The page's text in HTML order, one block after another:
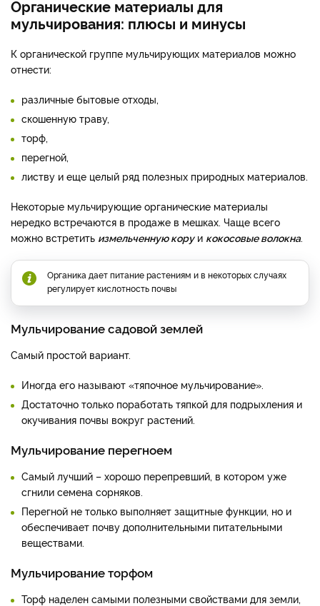
Органические материалы для
мульчирования: плюсы и минусы
К органической группе мульчирующих материалов можно
отнести:
различные бытовые отходы,
скошенную траву,
торф,
перегной,
листву и еще целый ряд полезных природных материалов.
Некоторые мульчирующие органические материалы
нередко встречаются в продаже в мешках. Чаще всего
можно встретить измельченную коруи кокосовые волокна.
Органика дает питание растениям и в некоторых случаях
регулирует кислотность почвы
Мульчирование садовой землей
Самый простой вариант.
Иногда его называют «тяпочное мульчирование».
Достаточно только поработать тяпкой для подрыхления и
окучивания почвы вокруг растений.
Мульчирование перегноем
Самый лучший – хорошо перепревший, в котором уже
сгнили семена сорняков.
Перегной не только выполняет защитные функции, но и
обеспечивает почву дополнительными питательными
веществами.
Мульчирование торфом
Торф наделен самыми полезными свойствами для земли,